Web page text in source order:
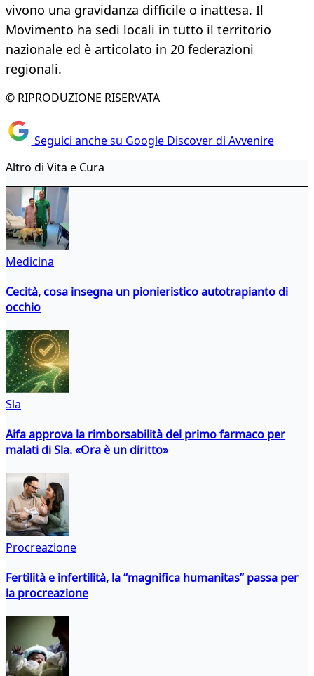
vivono una gravidanza difficile o inattesa. Il
Movimento ha sedi locali in tutto il territorio
nazionale ed è articolato in 20 federazioni
regionali.
© RIPRODUZIONE RISERVATA
Seguici anche su Google Discover di Avvenire
Altro di Vita e Cura
Medicina
Cecità, cosa insegna un pionieristico autotrapianto di
occhio
Sla
Aifa approva la rimborsabilità del primo farmaco per
malati di Sla. «Ora è un diritto»
Procreazione
Fertilità e infertilità, la “magnifica humanitas” passa per
la procreazione